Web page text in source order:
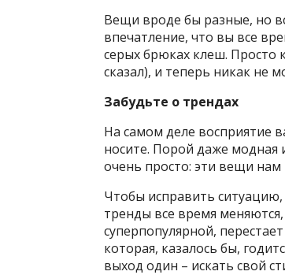
Вещи вроде бы разные, но
впечатление, что вы все
серых брюках клеш. Просто
сказал), и теперь никак не
Забудьте о трендах
На самом деле восприятие
носите. Порой даже модная
очень просто: эти вещи
Чтобы исправить
тренды все время
суперпопулярной,
которая, казалось бы,
выход один – искать свой